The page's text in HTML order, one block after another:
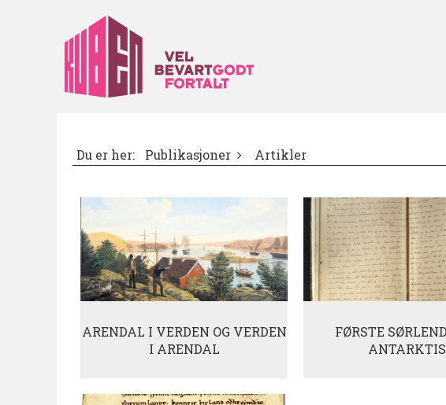
Du er her: Publikasjoner Artikler
ARENDAL I VERDEN OG VERDEN
I ARENDAL
FØRSTE
ANTARKTIS